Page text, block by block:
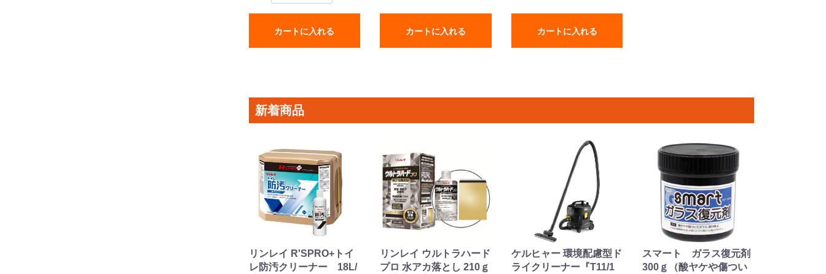
カートに入れる カートに入れる カートに入れる
新着商品
リンレイ R'SPRO+トイ
レ防汚クリーナー 18L/
リンレイ ウルトラハード
プロ 水アカ落とし 210ｇ
ケルヒャー 環境配慮型ド
ライクリーナー『T11/1
スマート ガラス復元剤
300ｇ（酸ヤケや傷つい